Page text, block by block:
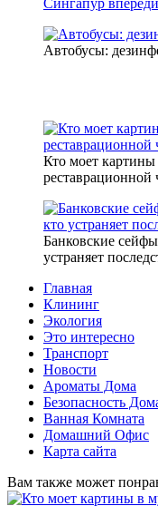
Автобусы:
Кто моет картины
реставрационной
Банковские
устраняет
Главная
Клининг
Экология
Это интересно
Транспорт
Новости
Ароматы Дома
Безопасность
Ванная Комната
Домашний Офис
Карта сайта
Вам также может